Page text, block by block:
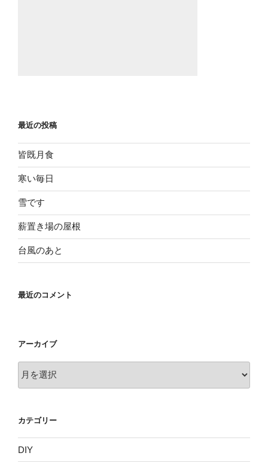
最近の投稿
皆既月食
寒い毎日
雪です
薪置き場の屋根
台風のあと
最近のコメント
アーカイブ
ー
ブ
カテゴリー
DIY